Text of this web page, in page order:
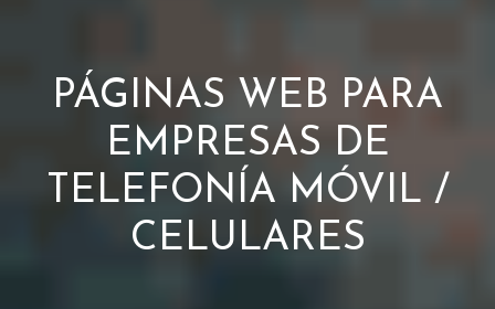
PÁGINAS WEB PARA
EMPRESAS DE
TELEFONÍA MÓVIL /
CELULARES